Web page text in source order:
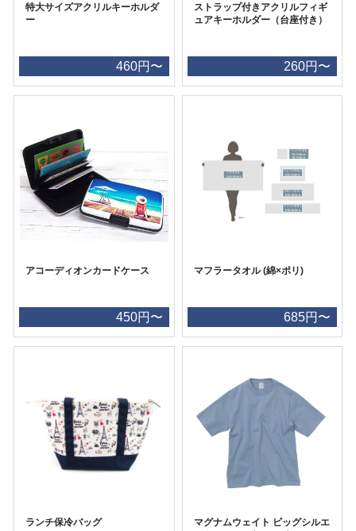
特大サイズアクリルキーホルダ
ー
460円〜
ストラップ付きアクリルフィギ
ュアキーホルダー（台座付き）
260円〜
アコーディオンカードケース
450円〜
マフラータオル (綿×ポリ)
685円〜
ランチ保冷バッグ
マグナムウェイト ビッグシルエ